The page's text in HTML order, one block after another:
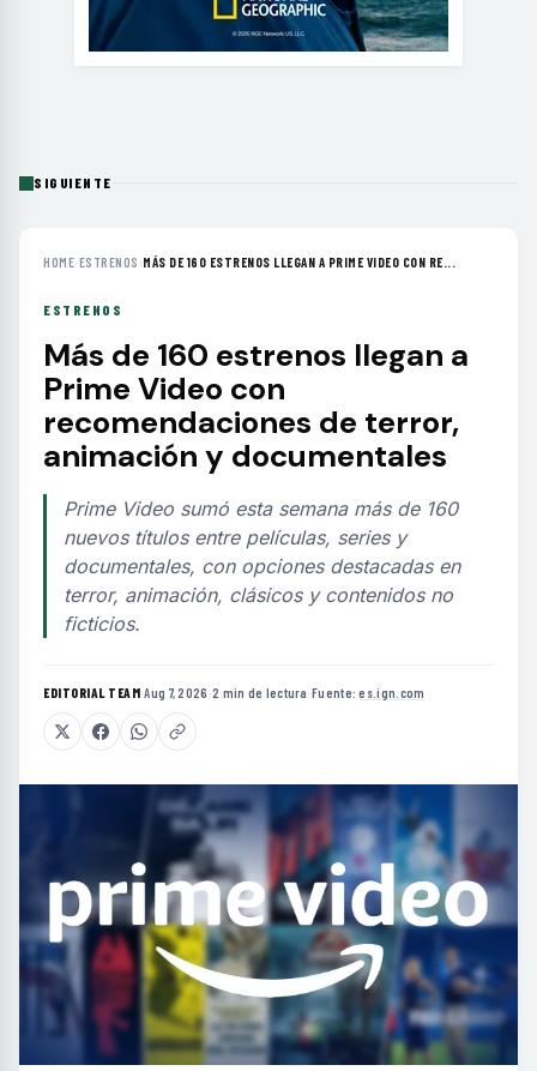
SIGUIENTE
HOME›ESTRENOS ›MÁS DE 160 ESTRENOS LLEGAN A PRIME VIDEO CON RE...
ESTRENOS
Más de 160 estrenos llegan a
Prime Video con
recomendaciones de terror,
animación y documentales
Prime Video sumó esta semana más de 160
nuevos títulos entre películas, series y
documentales, con opciones destacadas en
terror, animación, clásicos y contenidos no
ficticios.
EDITORIAL TEAM·Aug 7, 2026 ·2 min de lectura ·Fuente:es.ign.com